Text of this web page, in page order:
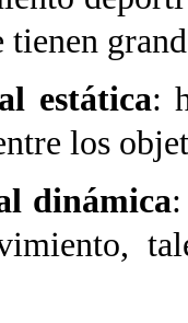
estática:
los
dinámica: